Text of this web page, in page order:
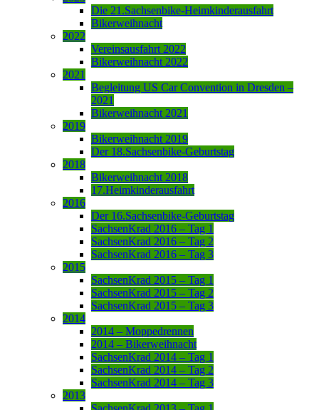
Die 21.Sachsenbike-Heimkinderausfahrt
Bikerweihnacht
2022
Vereinsausfahrt 2022
Bikerweihnacht 2022
2021
Begleitung US Car Convention in Dresden –
2021
Bikerweihnacht 2021
2019
Bikerweihnacht 2019
Der 18.Sachsenbike-Geburtstag
2018
Bikerweihnacht 2018
17.Heimkinderausfahrt
2016
Der 16.Sachsenbike-Geburtstag
SachsenKrad 2016 – Tag 1
SachsenKrad 2016 – Tag 2
SachsenKrad 2016 – Tag 3
2015
SachsenKrad 2015 – Tag 1
SachsenKrad 2015 – Tag 2
SachsenKrad 2015 – Tag 3
2014
2014 – Moppedrennen
2014 – Bikerweihnacht
SachsenKrad 2014 – Tag 1
SachsenKrad 2014 – Tag 2
SachsenKrad 2014 – Tag 3
2013